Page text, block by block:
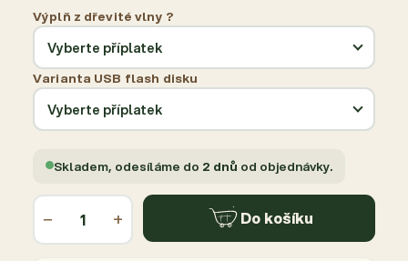
Výplň z dřevité vlny ?
Varianta USB flash disku
Skladem, odesíláme do 2 dnů od objednávky.
− + Do košíku